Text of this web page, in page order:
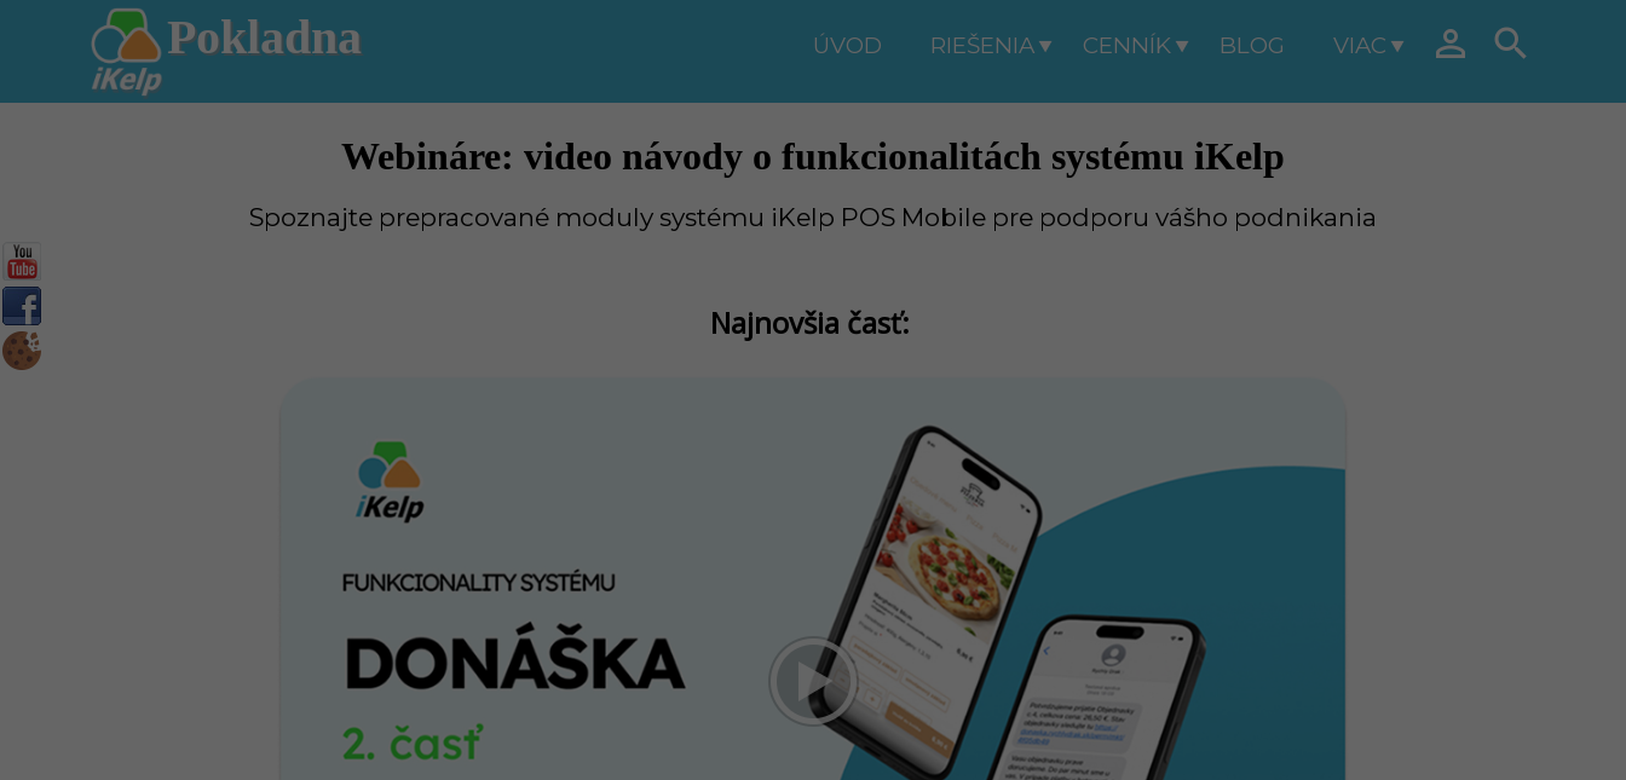
Pokladna ÚVOD RIEŠENIA CENNÍK BLOG VIAC  
Webináre: video návody o funkcionalitách systému iKelp
Spoznajte prepracované moduly systému iKelp POS Mobile pre podporu vášho podnikania
Najnovšia časť: